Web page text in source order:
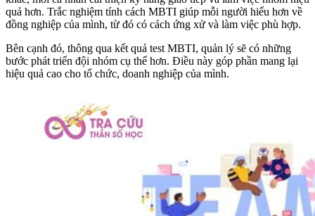
quả hơn. Trắc nghiệm tính cách MBTI giúp mỗi người hiểu hơn về
đồng nghiệp của mình, từ đó có cách ứng xử và làm việc phù hợp.
Bên cạnh đó, thông qua kết quả test MBTI, quản lý sẽ có những
bước phát triển đội nhóm cụ thể hơn. Điều này góp phần mang lại
hiệu quả cao cho tổ chức, doanh nghiệp của mình.